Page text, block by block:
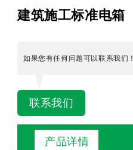
建筑施工标准电箱
如果您有任何问题可以联系我们！
联系我们
产品详情